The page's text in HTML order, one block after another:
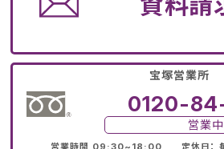
宝塚営業所
0120-
営業中
営業時間 09:30~18:00 定休日： 毎